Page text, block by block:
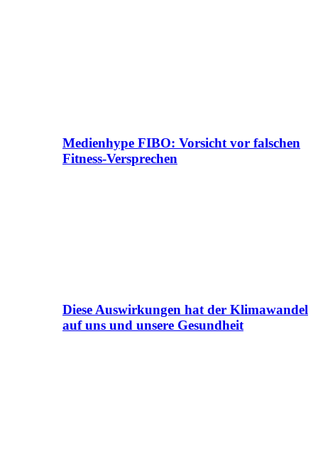
Medienhype FIBO: Vorsicht vor falschen
Fitness-Versprechen
Diese Auswirkungen hat der Klimawandel
auf uns und unsere Gesundheit